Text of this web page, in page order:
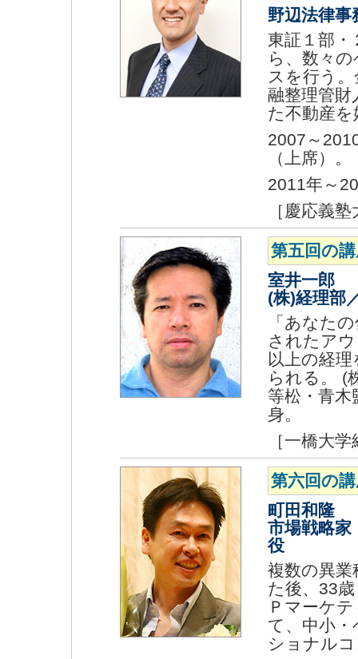
野辺法律事
東証１部・
ら、数々
スを行う
融整理管財
た不動産
2007～
（上席）。
2011年～
［慶応義
第五回の
室井一郎
(株)経理部
「あなた
されたア
以上の経
られる。 (
等松・青木
身。
［一橋大
第六回の
町田和隆
市場戦略家
役
複数の異業
た後、33
Ｐマーケ
て、中小
ショナル